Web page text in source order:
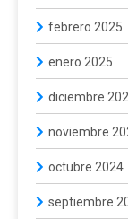
febrero 2025
enero 2025
diciembre
noviembre
octubre 2024
septiembre